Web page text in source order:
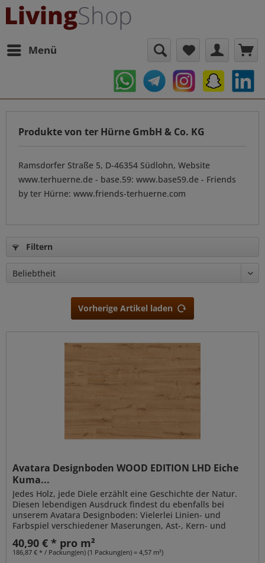
Menü
Produkte von ter Hürne GmbH & Co. KG
Ramsdorfer Straße 5, D-46354 Südlohn, Website
www.terhuerne.de - base.59: www.base59.de - Friends
by ter Hürne: www.friends-terhuerne.com
Filtern
Vorherige Artikel laden
Avatara Designboden WOOD EDITION LHD Eiche
Kuma...
Jedes Holz, jede Diele erzählt eine Geschichte der Natur.
Diesen lebendigen Ausdruck findest du ebenfalls bei
unserem Avatara Designboden: Vielerlei Linien- und
Farbspiel verschiedener Maserungen, Ast-, Kern- und
Reifholz sowie...
40,90 € * pro m²
186,87 € * / Packung(en) (1 Packung(en) = 4,57 m²)